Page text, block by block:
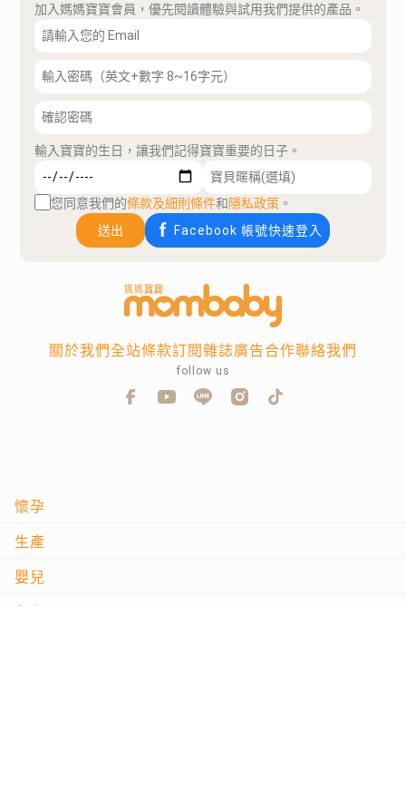
加入媽媽寶寶會員，優先閱讀體驗與試用我們提供的產品。
輸入寶寶的生日，讓我們記得寶寶重要的日子。
您同意我們的條款及細則條件和隱私政策 。
送出
Facebook 帳號快速登入
懷孕
生產
嬰兒
關於我們全站條款訂閱雜誌廣告合作聯絡我們
follow us